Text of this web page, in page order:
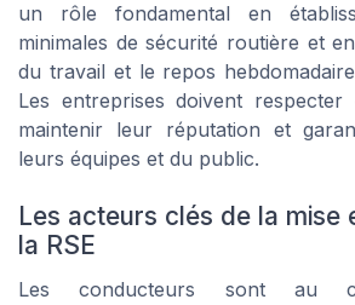
un rôle fondamental en
minimales de sécurité routière et
du travail et le repos
Les entreprises doivent
maintenir leur réputation et
leurs équipes et du public.
Les acteurs clés de la
la RSE
Les conducteurs sont au